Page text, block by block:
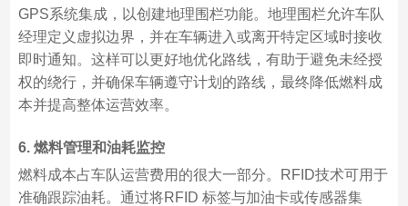
GPS系统集成，以创建地理围栏功能。地理围栏允许车队
经理定义虚拟边界，并在车辆进入或离开特定区域时接收
即时通知。这样可以更好地优化路线，有助于避免未经授
权的绕行，并确保车辆遵守计划的路线，最终降低燃料成
本并提高整体运营效率。
6. 燃料管理和油耗监控
燃料成本占车队运营费用的很大一部分。RFID技术可用于
准确跟踪油耗。通过将RFID 标签与加油卡或传感器集